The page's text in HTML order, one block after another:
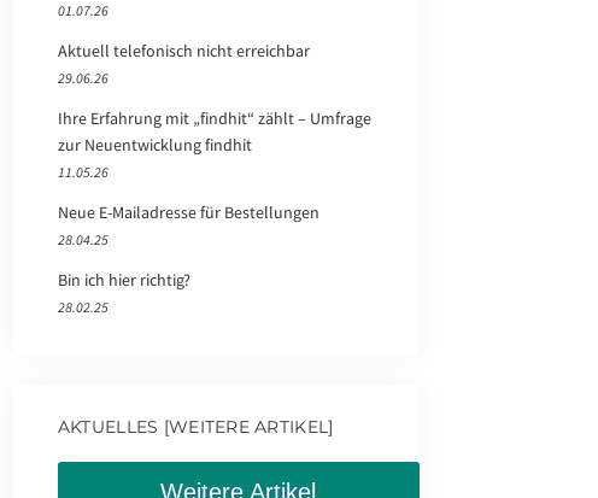
01.07.26
Aktuell telefonisch nicht erreichbar
29.06.26
Ihre Erfahrung mit „findhit“ zählt – Umfrage
zur Neuentwicklung findhit
11.05.26
Neue E-Mailadresse für Bestellungen
28.04.25
Bin ich hier richtig?
28.02.25
AKTUELLES [WEITERE ARTIKEL]
Weitere Artikel